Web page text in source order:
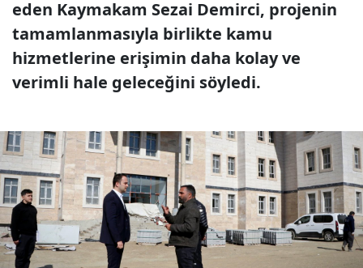
eden Kaymakam Sezai Demirci, projenin
tamamlanmasıyla birlikte kamu
hizmetlerine erişimin daha kolay ve
verimli hale geleceğini söyledi.